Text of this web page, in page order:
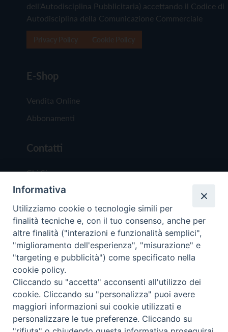
dell'Autodisciplina Pubblicitaria) accettando il Codice di
Autodisciplina della Comunicazione Commerciale
E-Shop
Vendita Online
Abbonamenti
Contatti
Chi Siamo
Redazione
Scrivici
Copyright © 2019 - Tutti i diritti riservati - Vita
Trentina Editrice
Privacy Policy
Torna
Informativa
Utilizziamo cookie o tecnologie simili per
finalità tecniche e, con il tuo consenso, anche per
altre finalità ("interazioni e funzionalità semplici",
"miglioramento dell'esperienza", "misurazione" e
"targeting e pubblicità") come specificato nella
cookie policy.
Cliccando su "accetta" acconsenti all'utilizzo dei
cookie. Cliccando su "personalizza" puoi avere
maggiori informazioni sui cookie utilizzati e
personalizzare le tue preferenze. Cliccando su